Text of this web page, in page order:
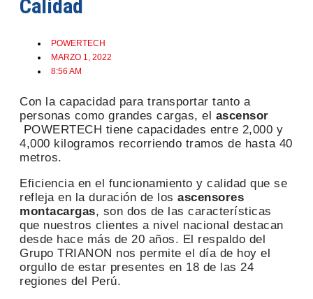
Calidad
POWERTECH
MARZO 1, 2022
8:56 AM
Con la capacidad para transportar tanto a
personas como grandes cargas, el ascensor
POWERTECH tiene capacidades entre 2,000 y
4,000 kilogramos recorriendo tramos de hasta 40
metros.
Eficiencia en el funcionamiento y calidad que se
refleja en la duración de los ascensores
montacargas, son dos de las características
que nuestros clientes a nivel nacional destacan
desde hace más de 20 años. El respaldo del
Grupo TRIANON nos permite el día de hoy el
orgullo de estar presentes en 18 de las 24
regiones del Perú.